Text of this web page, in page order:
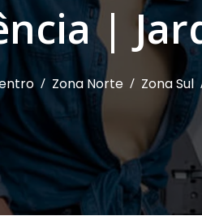
|
/ Zona Norte / Zona Sul